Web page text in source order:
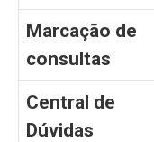
Marcação de
consultas
Central de
Dúvidas